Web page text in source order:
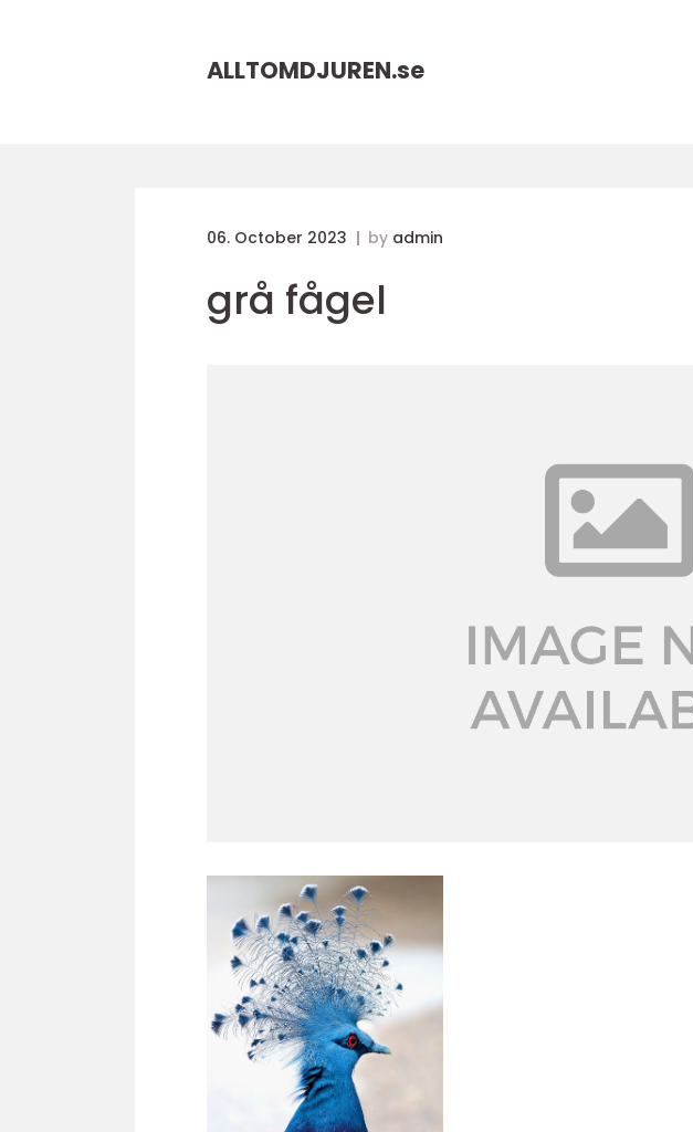
ALLTOMDJUREN.se
06. October 2023 by admin
grå fågel